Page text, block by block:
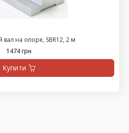
на опоре, SBR12, 2 м
1474 грн
Купити